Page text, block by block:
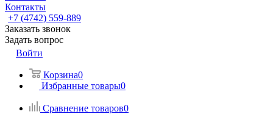
Контакты
+7 (4742) 559-889
Заказать звонок
Задать вопрос
Войти
Корзина0
Избранные товары0
Сравнение товаров0